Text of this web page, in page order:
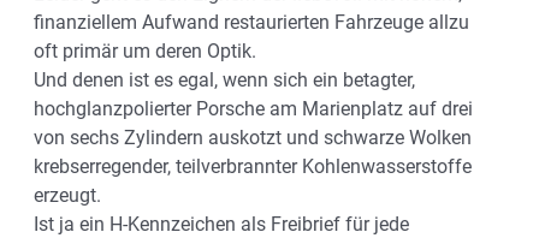
finanziellem Aufwand restaurierten Fahrzeuge allzu
oft primär um deren Optik.
Und denen ist es egal, wenn sich ein betagter,
hochglanzpolierter Porsche am Marienplatz auf drei
von sechs Zylindern auskotzt und schwarze Wolken
krebserregender, teilverbrannter Kohlenwasserstoffe
erzeugt.
Ist ja ein H-Kennzeichen als Freibrief für jede